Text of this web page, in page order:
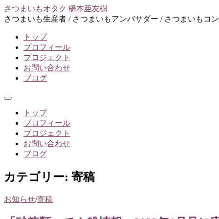
コ
ン
プ
さつまいもオタク 橋本亜友樹
さつまいも生産者 / さつまいもアンバサダー / さつまいもコ
トップ
プロフィール
プロジェクト
お問い合わせ
ブログ
メ
トップ
プロフィール
プロジェクト
お問い合わせ
ブログ
カテゴリー: 寄稿
お知らせ/寄稿